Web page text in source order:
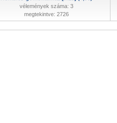
vélemények száma: 3
megtekintve: 2726